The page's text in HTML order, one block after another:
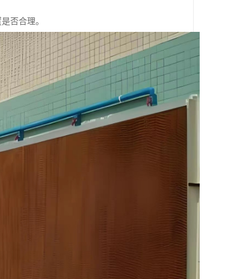
否合理。